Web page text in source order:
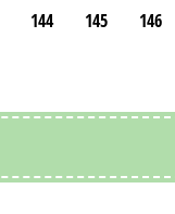
144 145
146